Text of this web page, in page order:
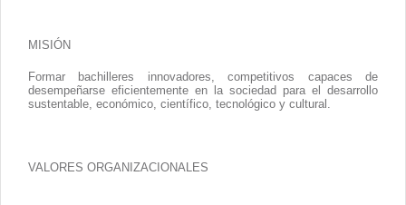
MISIÓN
Formar bachilleres innovadores, competitivos capaces de
desempeñarse eficientemente en la sociedad para el desarrollo
sustentable, económico, científico, tecnológico y cultural.
VALORES ORGANIZACIONALES